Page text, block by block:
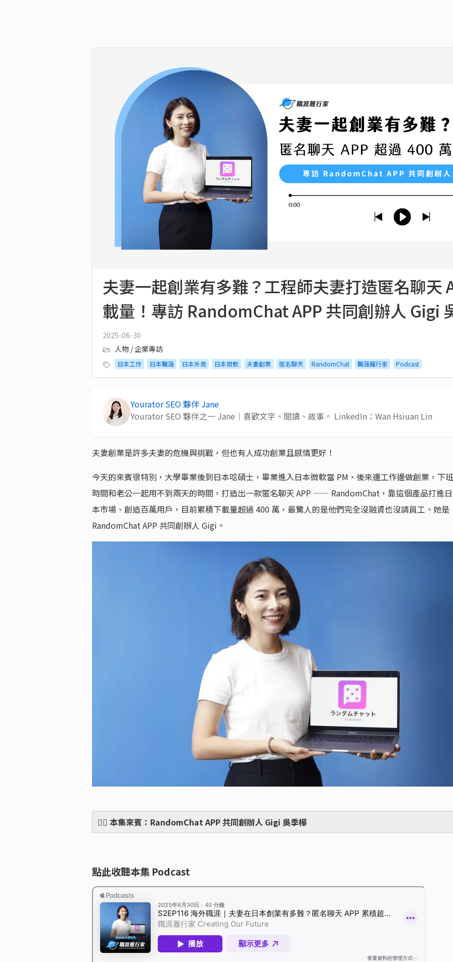
夫妻一起創業有多難？工程師夫妻打造匿名聊天
載量！專訪 RandomChat APP 共同創辦人 Gigi
2025-06-30
人物 / 企業專訪
日本工作 日本職涯 日本外商 日本微軟 夫妻創業 匿名聊天 RandomChat 職涯履行家 Podcast
Yourator SEO 夥伴 Jane
Yourator SEO 夥伴之一 Jane｜喜歡文字、閱讀、故事。 LinkedIn：Wan Hsiuan Lin
夫妻創業是許多夫妻的危機與挑戰，但也有人成功創業且感情更好！
今天的來賓很特別，大學畢業後到日本唸碩士，畢業進入日本微軟當 PM，後來邊工作邊做創業，下班
時間和老公一起用不到兩天的時間，打造出一款匿名聊天 APP —— RandomChat，靠這個產品打進日
本市場、創造百萬用戶，目前累積下載量超過 400 萬，最驚人的是他們完全沒融資也沒請員工。她是
RandomChat APP 共同創辦人 Gigi。
🙋‍♀️ 本集來賓：RandomChat APP 共同創辦人 Gigi 吳季樺
點此收聽本集 Podcast